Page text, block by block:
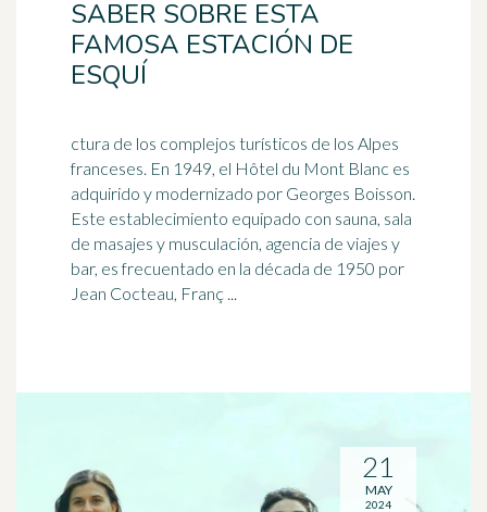
SABER SOBRE ESTA
FAMOSA ESTACIÓN DE
ESQUÍ
ctura de los complejos turísticos de los Alpes
franceses. En 1949, el Hôtel du Mont Blanc es
adquirido y modernizado por Georges Boisson.
Este establecimiento equipado con sauna, sala
de masajes y musculación, agencia de viajes y
bar, es frecuentado en la década de 1950 por
Jean Cocteau, Franç ...
21
MAY
2024